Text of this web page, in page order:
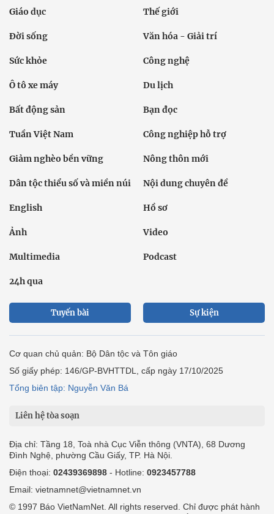
Giáo dục Thế giới
Đời sống Văn hóa - Giải trí
Sức khỏe Công nghệ
Ô tô xe máy Du lịch
Bất động sản Bạn đọc
Tuần Việt Nam Công nghiệp hỗ trợ
Giảm nghèo bền vững Nông thôn mới
Dân tộc thiểu số và miền núi Nội dung chuyên đề
English Hồ sơ
Ảnh Video
Multimedia Podcast
24h qua
Tuyến bài Sự kiện
Cơ quan chủ quản: Bộ Dân tộc và Tôn giáo
Số giấy phép: 146/GP-BVHTTDL, cấp ngày 17/10/2025
Tổng biên tập: Nguyễn Văn Bá
Liên hệ tòa soạn
Địa chỉ: Tầng 18, Toà nhà Cục Viễn thông (VNTA), 68 Dương
Đình Nghệ, phường Cầu Giấy, TP. Hà Nội.
Điện thoại: 02439369898 - Hotline: 0923457788
Email: vietnamnet@vietnamnet.vn
© 1997 Báo VietNamNet. All rights reserved. Chỉ được phát hành